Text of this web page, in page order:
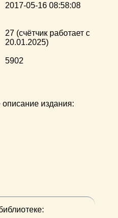
2017-05-16 08:58:08
27 (счётчик работает с
20.01.2025)
5902
издания: